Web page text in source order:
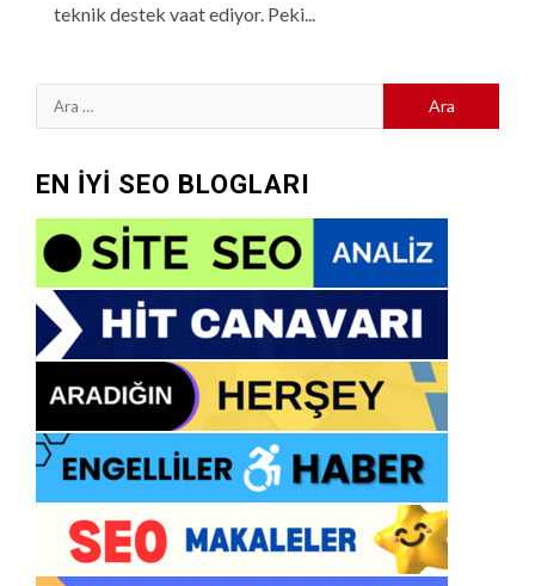
teknik destek vaat ediyor. Peki...
Arama:
EN İYİ SEO BLOGLARI